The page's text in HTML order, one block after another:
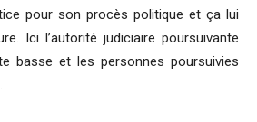
pour son procès politique et ça lui
Ici l’autorité judiciaire poursuivante
basse et les personnes poursuivies